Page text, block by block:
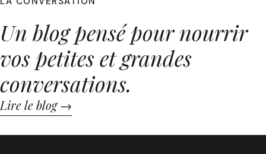
Un blog pensé pour nourrir
vos petites et grandes
conversations.
Lire le blog →